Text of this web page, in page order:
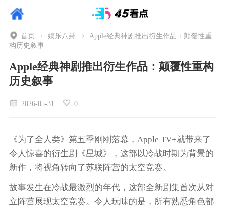
首页 娱乐八卦
Apple经典神剧推出衍生作品：颠覆性重
构历史叙事
Apple经典神剧推出衍生作品：颠覆性重构
历史叙事
2026-05-31 0
《为了全人类》第五季刚刚落幕，Apple TV+就带来了
令人惊喜的衍生剧《星城》，这部以冷战时期为背景的
新作，将视角转向了苏联阵营的太空竞赛。
故事发生在冷战最激烈的年代，这部全新剧集首次从对
立阵营展现太空竞赛。令人玩味的是，所有熟悉角色都